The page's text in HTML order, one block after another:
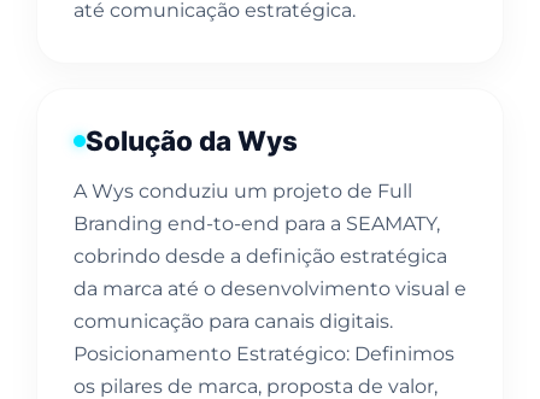
até comunicação estratégica.
Solução da Wys
A Wys conduziu um projeto de Full
Branding end-to-end para a SEAMATY,
cobrindo desde a definição estratégica
da marca até o desenvolvimento visual e
comunicação para canais digitais.
Posicionamento Estratégico: Definimos
os pilares de marca, proposta de valor,